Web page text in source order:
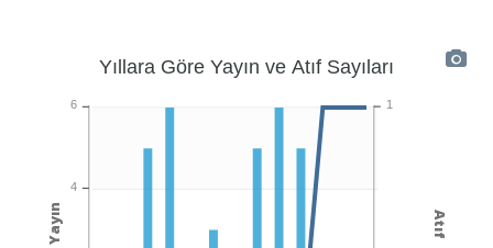
Yıllara Göre Yayın ve Atıf Sayıları
1
Atıf
6
4
Yayın